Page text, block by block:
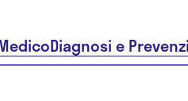
Diagnosi e